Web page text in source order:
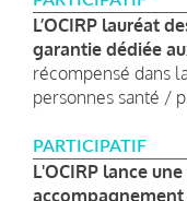
L’OCIRP lauréat
garantie dédiée
récompensé dans
personnes santé /
PARTICIPATIF
L'OCIRP lance
accompagnement